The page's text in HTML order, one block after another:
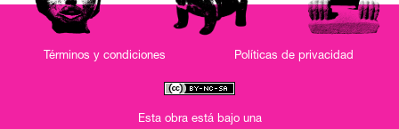
Términos y condiciones Políticas de privacidad
Esta obra está bajo una